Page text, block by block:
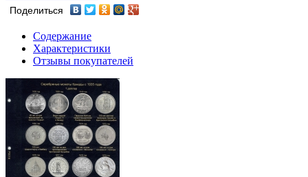
Поделиться
Содержание
Характеристики
Отзывы покупателей